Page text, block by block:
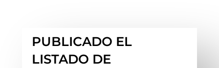
PUBLICADO EL
LISTADO DE